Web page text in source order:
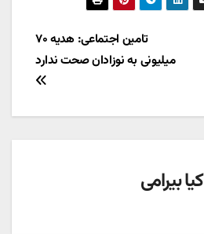
تامین اجتماعی: هدیه ۷۰
میلیونی به نوزادان صحت ندارد
کیا بیرامی